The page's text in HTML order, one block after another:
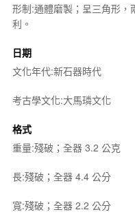
形制:通體磨製；呈三角形
利。
日期
文化年代:新石器時代
考古學文化:大馬璘文化
格式
重量:殘破；全器 3.2 公克
長:殘破；全器 4.4 公分
寬:殘破；全器 2.2 公分